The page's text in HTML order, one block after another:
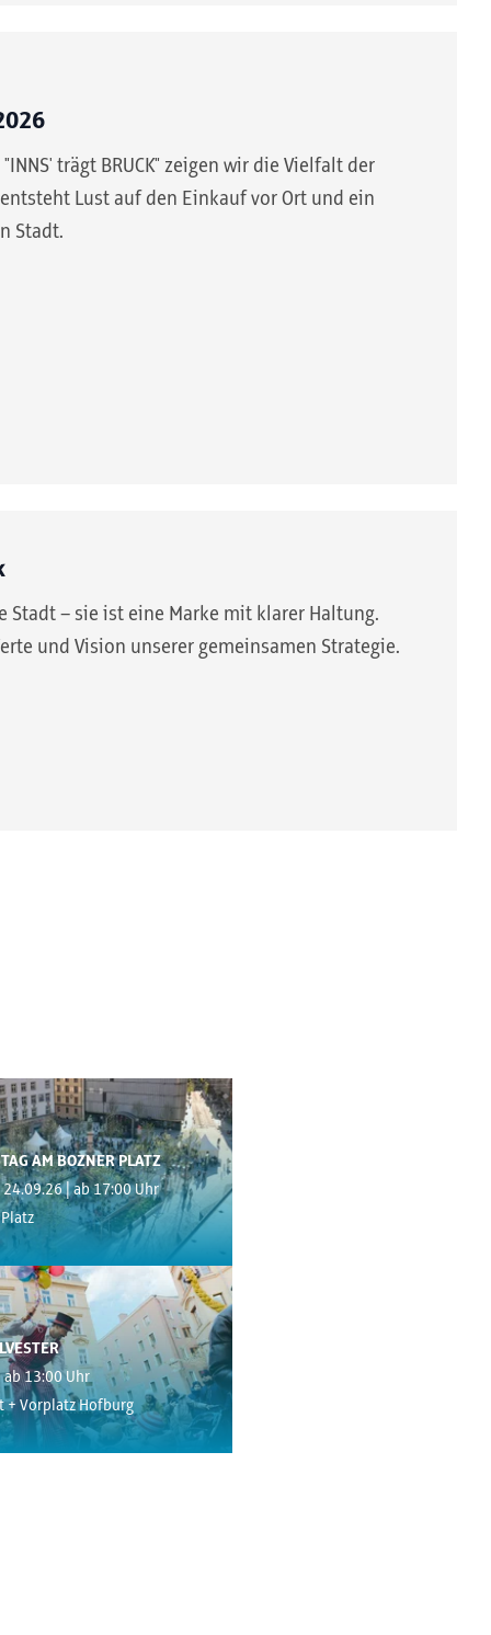
trägt BRUCK" zeigen wir die Vielfalt der
Lust auf den Einkauf vor Ort und ein
Stadt.
Stadt – sie ist eine Marke mit klarer Haltung.
und Vision unserer gemeinsamen Strategie.
AM BOZNER PLATZ
24.09.26 | ab 17:00 Uhr
ab 13:00 Uhr
+ Vorplatz Hofburg